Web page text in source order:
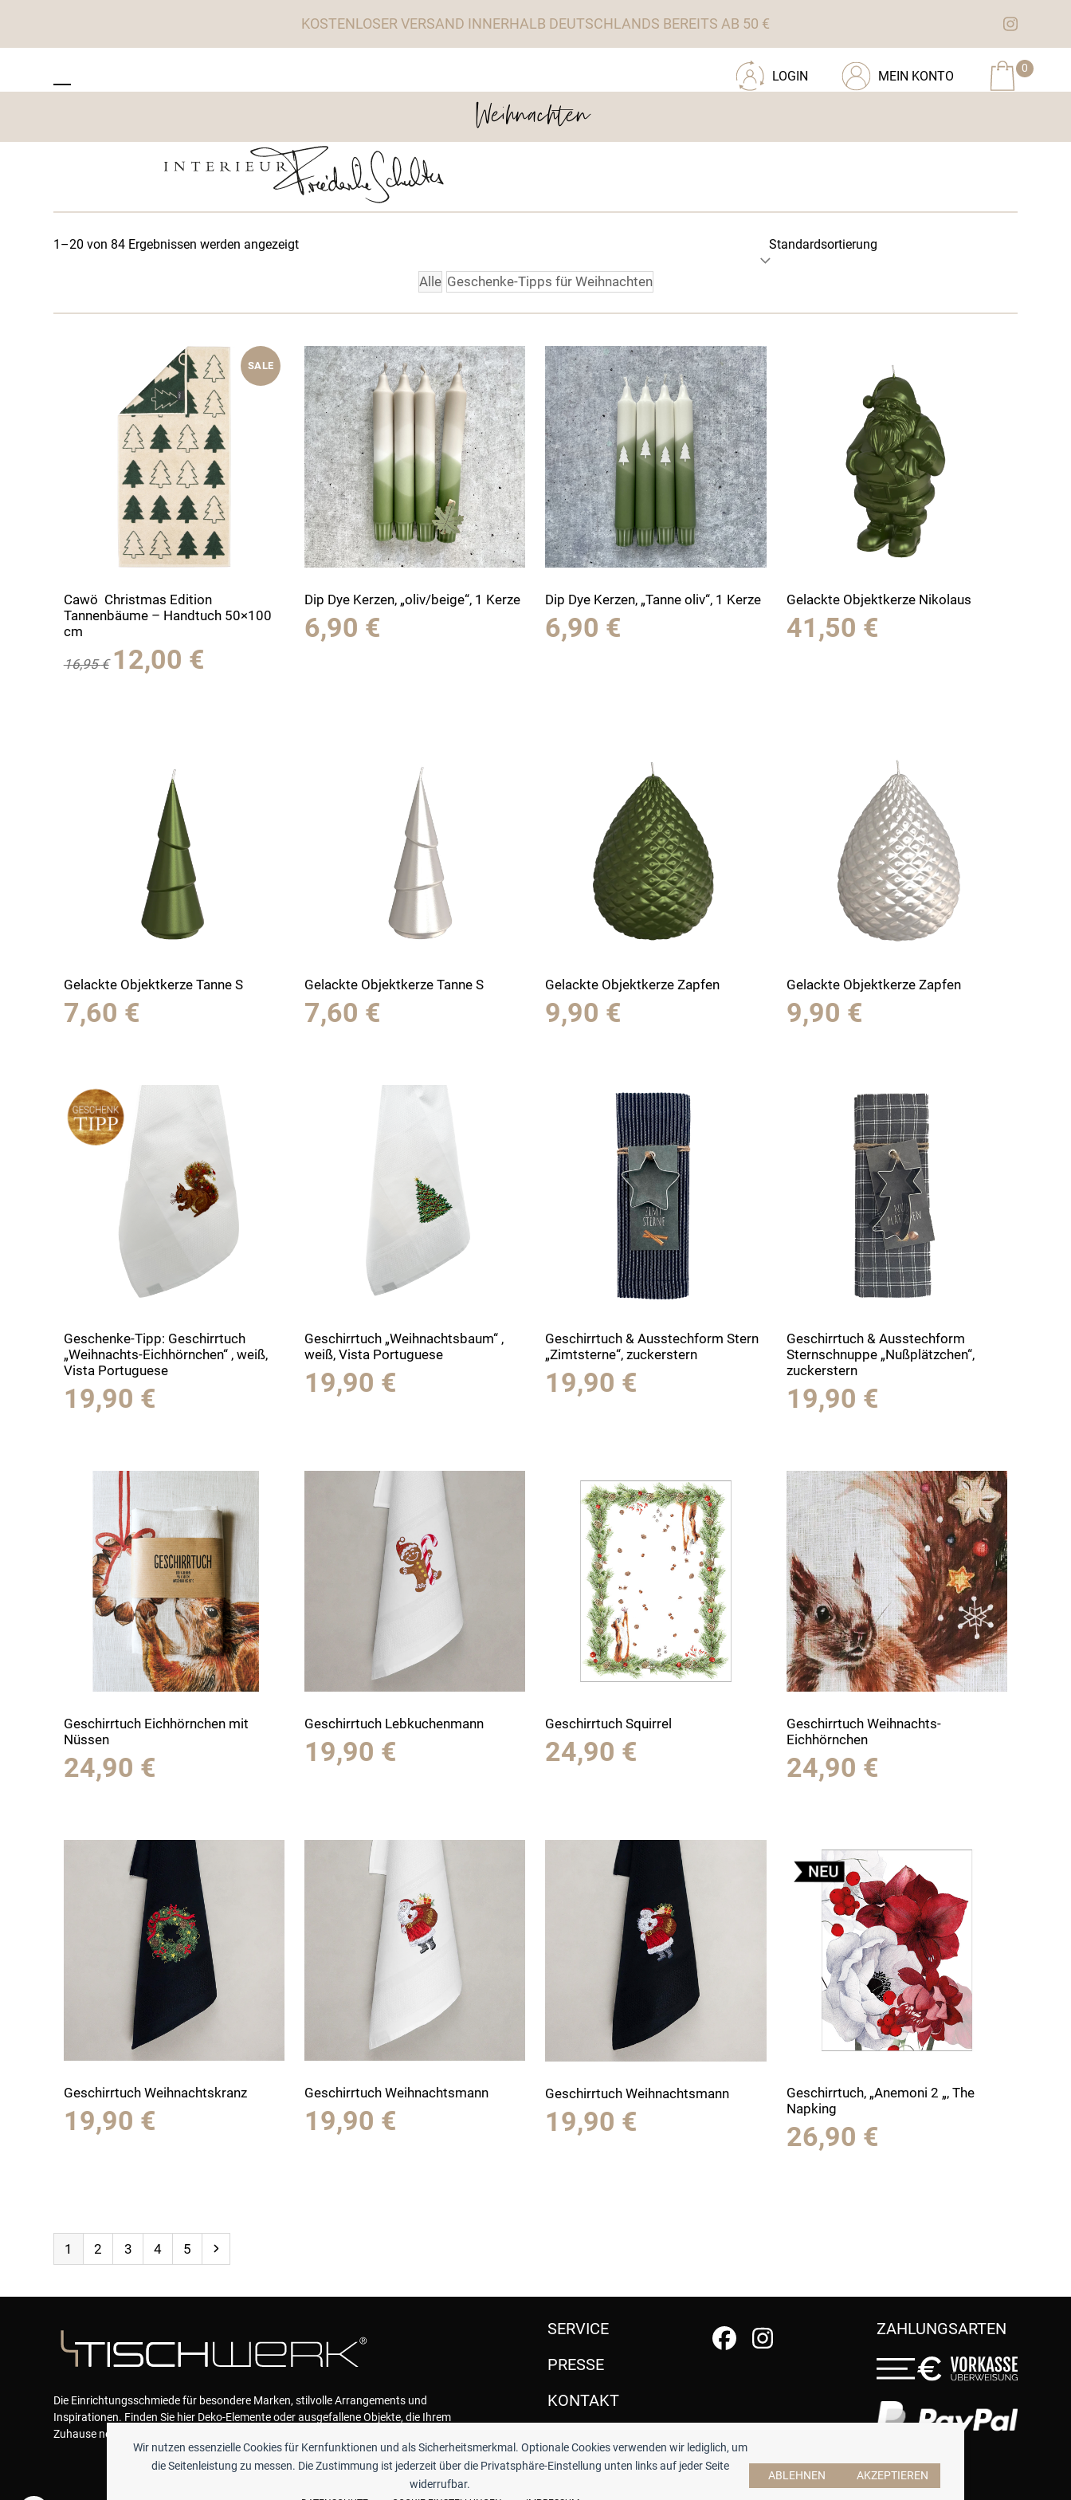
content
Wir nutzen essenzielle Cookies für Kernfunktionen und als Sicherheitsmerkmal. Optionale Cookies verwenden wir lediglich, um
die Seitenleistung zu messen. Die Zustimmung ist jederzeit über die Privatsphäre-Einstellung unten links auf jeder Seite
widerrufbar.
AKZEPTIEREN
ABLEHNEN
KOSTENLOSER VERSAND INNERHALB DEUTSCHLANDS BEREITS AB 50 €
0
MEIN KONTO
LOGIN
Weihnachten
1–20 von 84 Ergebnissen werden angezeigt
Alle Geschenke-Tipps für Weihnachten
SALE
Cawö Christmas Edition
Tannenbäume – Handtuch 50×100
cm
16,95€
Ursprünglicher
Preis
12,00 €
Dip Dye Kerzen, „oliv/beige“, 1 Kerze
6,90 €
Dip Dye Kerzen, „Tanne oliv“, 1 Kerze
6,90 €
Gelackte Objektkerze Nikolaus
41,50 €
Gelackte Objektkerze Tanne S
7,60 €
Gelackte Objektkerze Tanne S
7,60 €
Gelackte Objektkerze Zapfen
9,90 €
Gelackte Objektkerze Zapfen
9,90 €
Geschenke-Tipp: Geschirrtuch
„Weihnachts-Eichhörnchen“ , weiß,
Vista Portuguese
19,90 €
Geschirrtuch „Weihnachtsbaum“ ,
weiß, Vista Portuguese
19,90 €
Geschirrtuch & Ausstechform Stern
„Zimtsterne“, zuckerstern
19,90 €
Geschirrtuch & Ausstechform
Sternschnuppe „Nußplätzchen“,
zuckerstern
19,90 €
Geschirrtuch Eichhörnchen mit
Nüssen
24,90 €
Geschirrtuch Lebkuchenmann
19,90 €
Geschirrtuch Squirrel
24,90 €
Geschirrtuch Weihnachts-
Eichhörnchen
24,90 €
Geschirrtuch Weihnachtskranz
19,90 €
Geschirrtuch Weihnachtsmann
19,90 €
Geschirrtuch Weihnachtsmann
19,90 €
Geschirrtuch, „Anemoni 2 „, The
Napking
26,90 €
Page
1 Page
2 Page
3 Page
4 Page
5 Next
Die Einrichtungsschmiede für besondere Marken, stilvolle Arrangements und
Inspirationen. Finden Sie hier Deko-Elemente oder ausgefallene Objekte, die Ihrem
Zuhause neue Akzente geben und das Wohlfühlen garantieren.
SERVICE
PRESSE
KONTAKT
ZAHLUNGSARTEN